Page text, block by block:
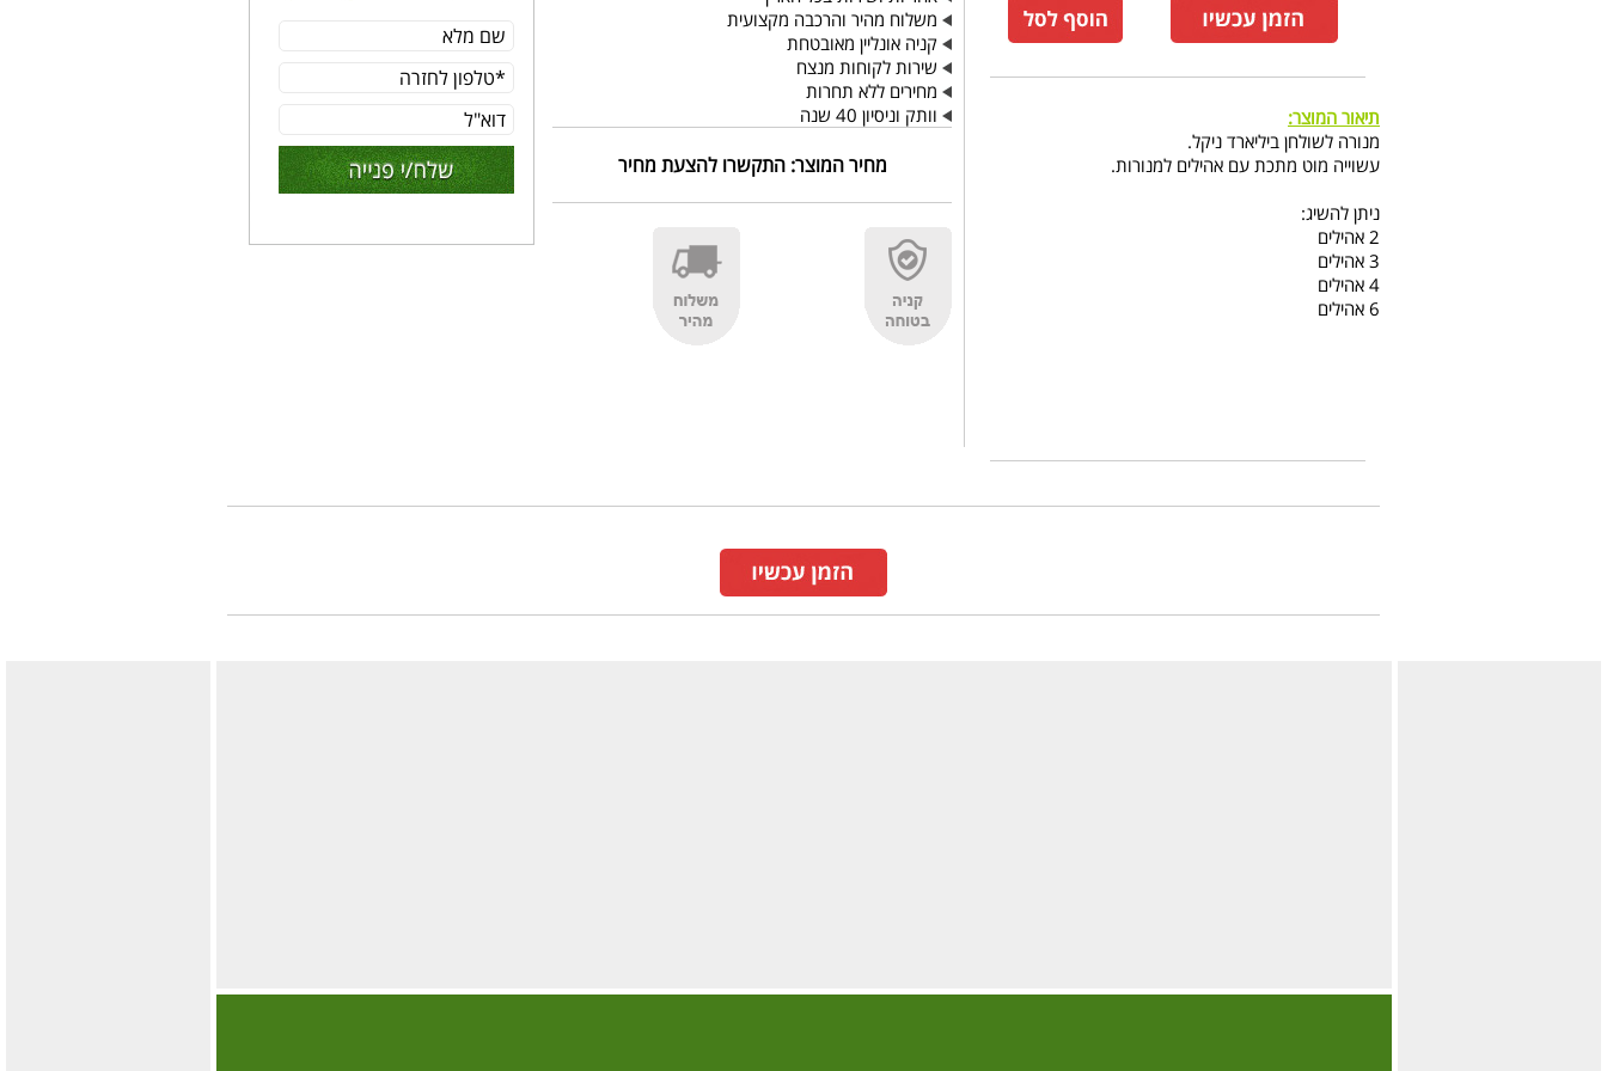
תיאור המוצר:
מנורה לשולחן ביליארד ניקל.
עשוייה מוט מתכת עם אהילים למנורות.
ניתן להשיג:
2 אהילים
3 אהילים
4 אהילים
6 אהילים
משלוח מהיר והרכבה מקצועית
קניה אונליין מאובטחת
שירות לקוחות מנצח
מחירים ללא תחרות
וותק וניסיון 40 שנה
מחיר המוצר:התקשרו להצעת מחיר